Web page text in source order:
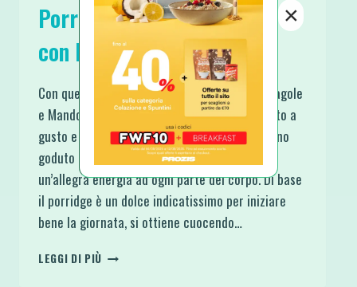
Porridge al Cocco e Cacao
con Fragole e Mandorle
Con questo Porridge al Cocco e Cacao con Fragole
e Mandorle mi sono proprio superata, in quanto a
gusto e bellezza. Le mie papille gustative hanno
goduto appieno di ogni sapore trasferendo
un’allegra energia ad ogni parte del corpo. Di base
il porridge è un dolce indicatissimo per iniziare
bene la giornata, si ottiene cuocendo…
LEGGI DI PIÙ PORRIDGE
×